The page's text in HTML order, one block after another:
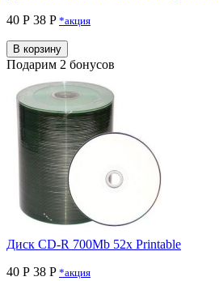
40 Р 38 P *акция
В корзину
Подарим 2 бонусов
Диск CD-R 700Mb 52x Printable
40 Р 38 P *акция